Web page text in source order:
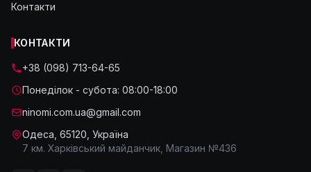
Контакти
КОНТАКТИ
+38 (098) 713-64-65
Понеділок - субота: 08:00-18:00
ninomi.com.ua@gmail.com
Одеса, 65120, Україна
7 км. Харківський майданчик, Магазин №436